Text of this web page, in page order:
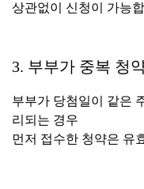
상관없이 신청이 가능
3. 부부가 중복 청
부부가 당첨일이 같은
리되는 경우
먼저 접수한 청약은 유